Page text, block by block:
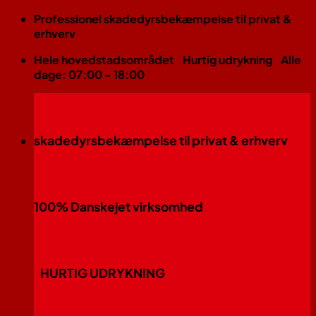
FortsætProfessionel skadedyrsbekæmpelse til privat &
erhverv
Hele hovedstadsområdet
Hurtig udrykning Alle
dage: 07:00 - 18:00
skadedyrsbekæmpelse til privat & erhverv
100% Danskejet virksomhed
HURTIG UDRYKNING